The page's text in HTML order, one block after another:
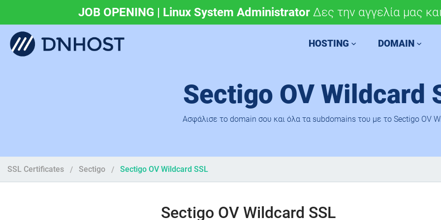
JOB OPENING | Linux System Administrator Δες την αγγελία μας
.eu & .ευ domains μόνο 4,90 €/έτος. Χάραξε την ευρωπαϊκή
HOSTING DOMAIN
Sectigo OV Wildcard
Ασφάλισε το domain σου και όλα τα subdomains του με το Sectigo OV
SSL Certificates Sectigo Sectigo OV Wildcard SSL
Sectigo OV Wildcard SSL